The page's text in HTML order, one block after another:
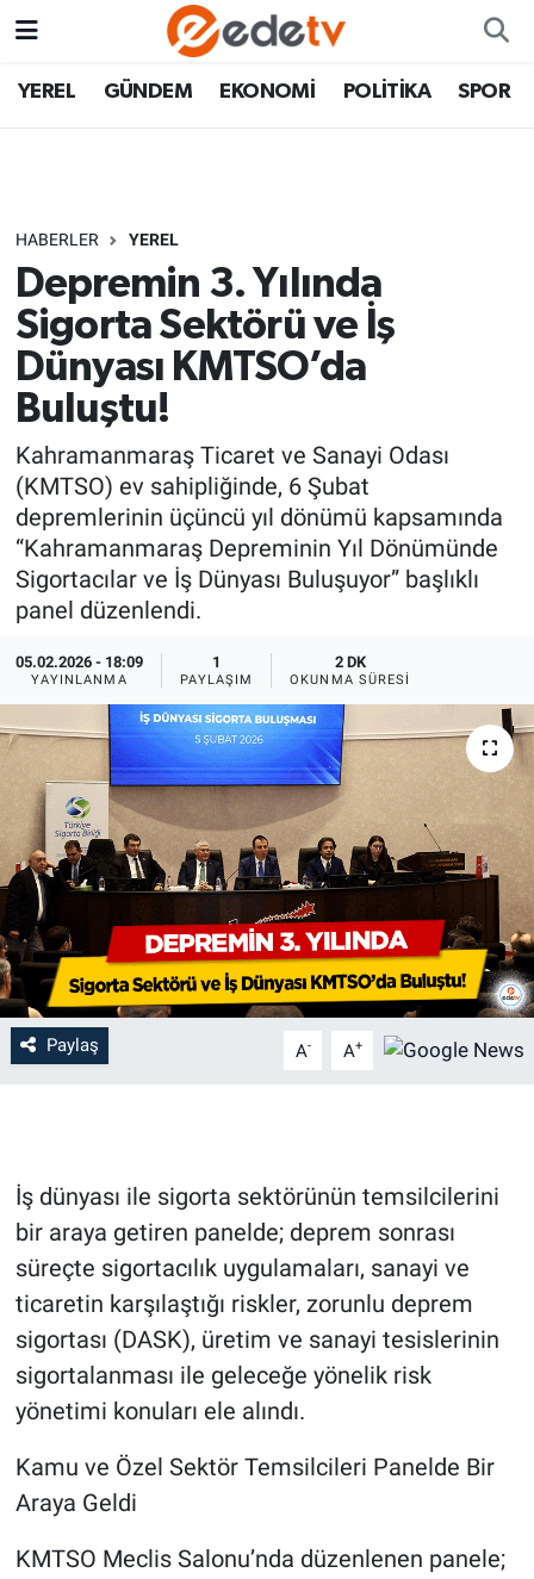
YEREL GÜNDEM EKONOMİ POLİTİKA SPOR
HABERLER YEREL
Depremin 3. Yılında
Sigorta Sektörü ve İş
Dünyası KMTSO’da
Buluştu!
Kahramanmaraş Ticaret ve Sanayi Odası
(KMTSO) ev sahipliğinde, 6 Şubat
depremlerinin üçüncü yıl dönümü kapsamında
“Kahramanmaraş Depreminin Yıl Dönümünde
Sigortacılar ve İş Dünyası Buluşuyor” başlıklı
panel düzenlendi.
05.02.2026 - 18:09
YAYINLANMA
1
PAYLAŞIM
2 DK
OKUNMA SÜRESI
Paylaş A- A+
İş dünyası ile sigorta sektörünün temsilcilerini
bir araya getiren panelde; deprem sonrası
süreçte sigortacılık uygulamaları, sanayi ve
ticaretin karşılaştığı riskler, zorunlu deprem
sigortası (DASK), üretim ve sanayi tesislerinin
sigortalanması ile geleceğe yönelik risk
yönetimi konuları ele alındı.
Kamu ve Özel Sektör Temsilcileri Panelde Bir
Araya Geldi
KMTSO Meclis Salonu’nda düzenlenen panele;